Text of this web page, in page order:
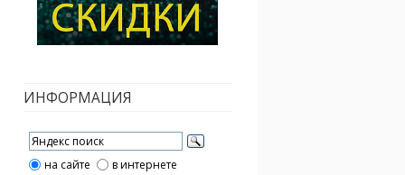
ИНФОРМАЦИЯ
на сайте в интернете